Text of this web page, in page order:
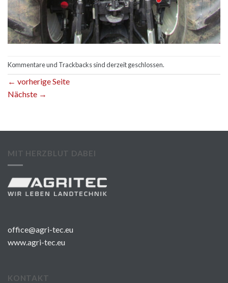
Kommentare und Trackbacks sind derzeit geschlossen.
← vorherige Seite
Nächste →
MIT HERZBLUT DABEI
office@agri-tec.eu
www.agri-tec.eu
KONTAKT